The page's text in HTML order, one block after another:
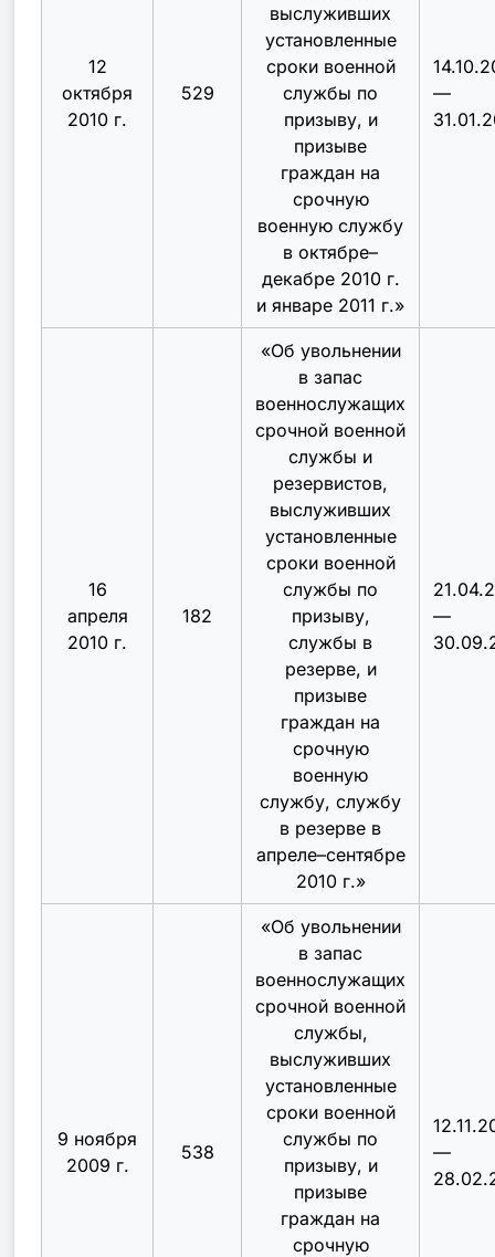
12
октября
2010 г.
529
выслуживших
установленные
сроки военной
службы по
призыву, и
призыве
граждан на
срочную
военную службу
в октябре–
декабре 2010 г.
и январе 2011 г.»
—
16
апреля
2010 г.
182
«Об увольнении
в запас
военнослужащих
срочной военной
службы и
резервистов,
выслуживших
установленные
сроки военной
службы по
призыву,
службы в
резерве, и
призыве
граждан на
срочную
военную
службу, службу
в резерве в
апреле–сентябре
2010 г.»
—
9 ноября
2009 г.
538
«Об увольнении
в запас
военнослужащих
срочной военной
службы,
выслуживших
установленные
сроки военной
службы по
призыву, и
призыве
граждан на
срочную
—